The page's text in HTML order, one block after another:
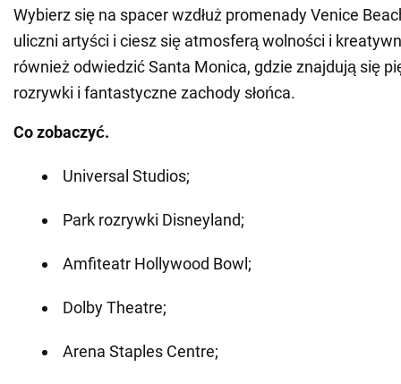
Wybierz się na spacer wzdłuż promenady Venice
uliczni artyści i ciesz się atmosferą wolności i
również odwiedzić Santa Monica, gdzie znajdują się
rozrywki i fantastyczne zachody słońca.
Co zobaczyć.
Universal Studios;
Park rozrywki Disneyland;
Amfiteatr Hollywood Bowl;
Dolby Theatre;
Arena Staples Centre;